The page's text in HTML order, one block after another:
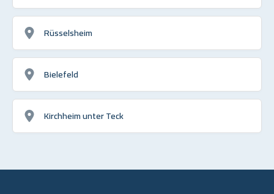
Rüsselsheim
Bielefeld
Kirchheim unter Teck